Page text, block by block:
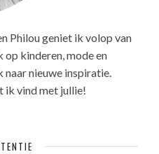
Philou geniet ik volop van
op kinderen, mode en
nieuwe inspiratie.
ik vind met jullie!